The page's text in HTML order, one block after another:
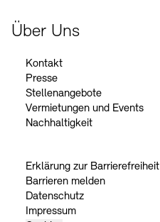
Über Uns
Kontakt
Presse
Stellenangebote
Vermietungen und Events
Nachhaltigkeit
Erklärung zur Barrierefreiheit
Barrieren melden
Datenschutz
Impressum